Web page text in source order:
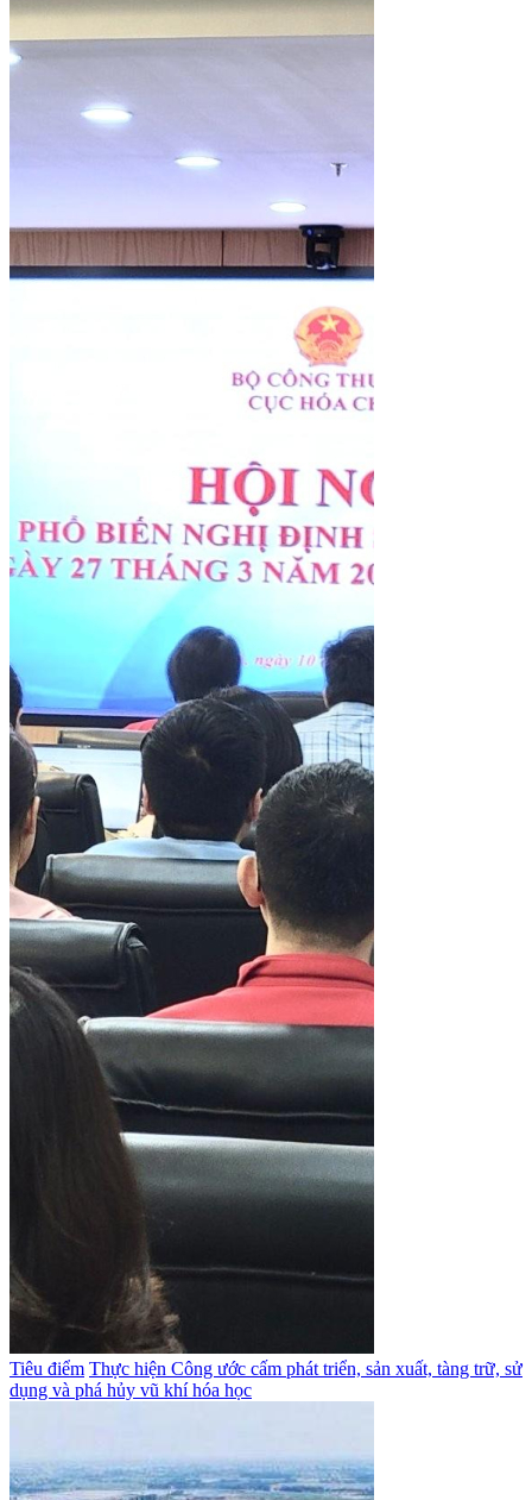
Tiêu điểm Thực hiện Công ước cấm phát triển, sản xuất, tàng trữ, sử
dụng và phá hủy vũ khí hóa học